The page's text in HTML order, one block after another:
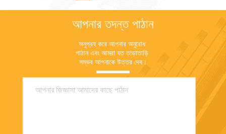
আপনার তদন্ত পাঠান
অনুগ্রহ করে আপনার অনুরোধ
পাঠান এবং আমরা যত তাড়াতাড়ি
সম্ভব আপনাকে উত্তর দেব।